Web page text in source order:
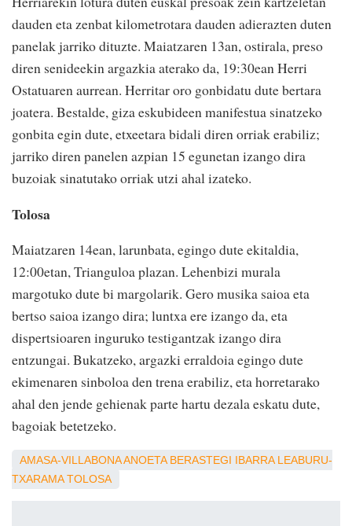
dauden eta zenbat kilometrotara dauden adierazten duten
panelak jarriko dituzte. Maiatzaren 13an, ostirala, preso
diren senideekin argazkia aterako da, 19:30ean Herri
Ostatuaren aurrean. Herritar oro gonbidatu dute bertara
joatera. Bestalde, giza eskubideen manifestua sinatzeko
gonbita egin dute, etxeetara bidali diren orriak erabiliz;
jarriko diren panelen azpian 15 egunetan izango dira
buzoiak sinatutako orriak utzi ahal izateko.
Tolosa
Maiatzaren 14ean, larunbata, egingo dute ekitaldia,
12:00etan, Trianguloa plazan. Lehenbizi murala
margotuko dute bi margolarik. Gero musika saioa eta
bertso saioa izango dira; luntxa ere izango da, eta
dispertsioaren inguruko testigantzak izango dira
entzungai. Bukatzeko, argazki erraldoia egingo dute
ekimenaren sinboloa den trena erabiliz, eta horretarako
ahal den jende gehienak parte hartu dezala eskatu dute,
bagoiak betetzeko.
AMASA-VILLABONAANOETA BERASTEGI IBARRA LEABURU-
TXARAMA TOLOSA